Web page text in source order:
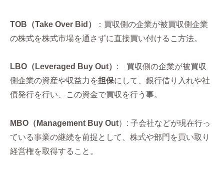
TOB（Take Over Bid）
：買収側の企業が被買収側企業
の株式を株式市場を通さずに直接買い付けるこ方法。
LBO（Leveraged Buy Out） : 買収側の企業が被買収
側企業の資産や収益力を担保にして、銀行借り入れや社
債発行を行い、この資金で買収を行う事。
MBO（Management Buy Out）: 子会社などが現在行っ
ている事業の継続を前提として、株式や部門を買い取り
経営権を取得すること。